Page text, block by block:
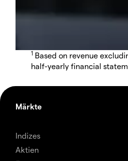
1 Based on revenue
half-yearly financial
Märkte
Indizes
Aktien